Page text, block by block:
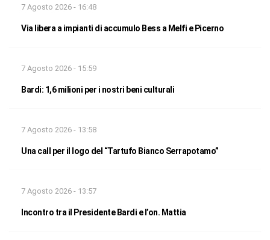
7 Agosto 2026 - 16:48
Via libera a impianti di accumulo Bess a Melfi e Picerno
7 Agosto 2026 - 15:59
Bardi: 1,6 milioni per i nostri beni culturali
7 Agosto 2026 - 13:58
Una call per il logo del “Tartufo Bianco Serrapotamo”
7 Agosto 2026 - 13:57
Incontro tra il Presidente Bardi e l’on. Mattia